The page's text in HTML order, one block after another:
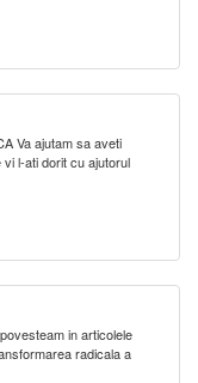
Va ajutam sa aveti
l-ati dorit cu ajutorul
in articolele
radicala a